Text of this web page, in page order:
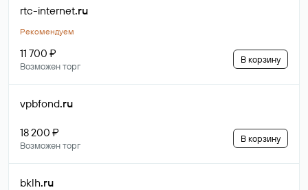
rtc-internet.ru
Рекомендуем
11 700 ₽
Возможен торг
В корзину
vpbfond.ru
18 200 ₽
Возможен торг
В корзину
bklh.ru